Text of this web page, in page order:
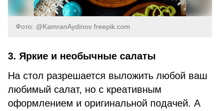
Фото: @KamranAydinov freepik.com
3. Яркие и необычные салаты
На стол разрешается выложить любой ваш
любимый салат, но с креативным
оформлением и оригинальной подачей. А